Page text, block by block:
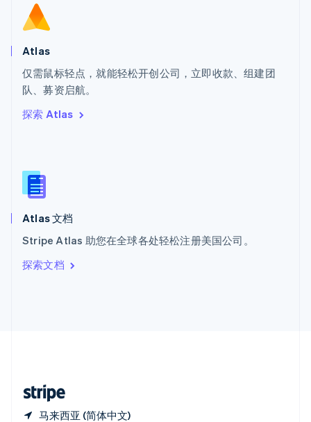
Atlas
仅需鼠标轻点，就能轻松开创公司，立即收款、组建团
队、募资启航。
探索 Atlas
Atlas 文档
Stripe Atlas 助您在全球各处轻松注册美国公司。
探索文档
马来西亚 (简体中文)
English
斯洛文尼亚
泰国
ไทยEnglish
希腊
English
西班牙
新西兰
English
匈牙利
English
ItalianoEnglish
印度
English